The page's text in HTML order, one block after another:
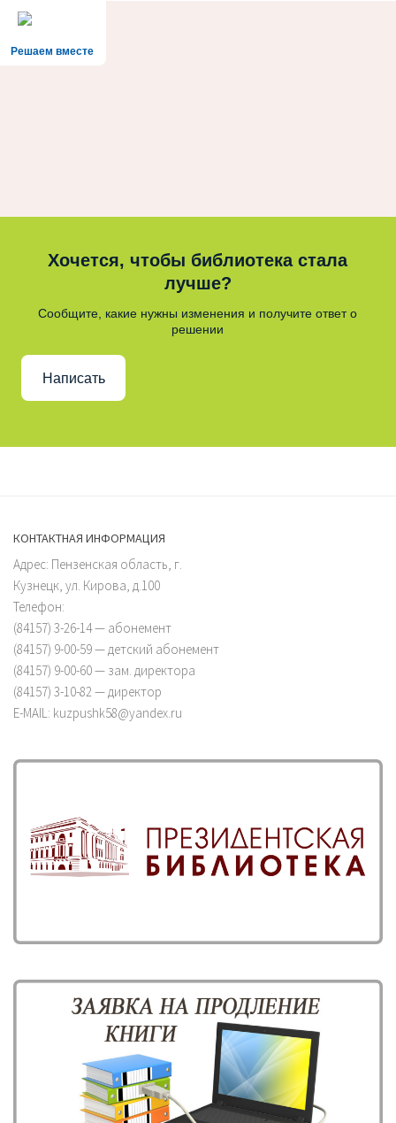
Решаем вместе
Хочется, чтобы библиотека стала
лучше?
Сообщите, какие нужны изменения и получите ответ о
решении
Написать
КОНТАКТНАЯ ИНФОРМАЦИЯ
Адрес: Пензенская область, г.
Кузнецк, ул. Кирова, д.100
Телефон:
(84157) 3-26-14 — абонемент
(84157) 9-00-59 — детский абонемент
(84157) 9-00-60 — зам. директора
(84157) 3-10-82 — директор
E-MAIL: kuzpushk58@yandex.ru